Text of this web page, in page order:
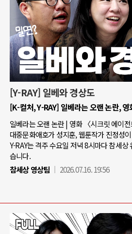
[Y-RAY] 일베와 경상도
[K-컬처, Y-RAY] 일베라는 오랜 논란, 영
일베라는 오랜 논란 | 영화 〈시크릿 에이
대중문화애호가 성지훈, 웹툰작가 진정성
Y-RAY는 격주 수요일 저녁 8시마다 참세상
습니다.
참세상 영상팀
2026.07.16. 19:56